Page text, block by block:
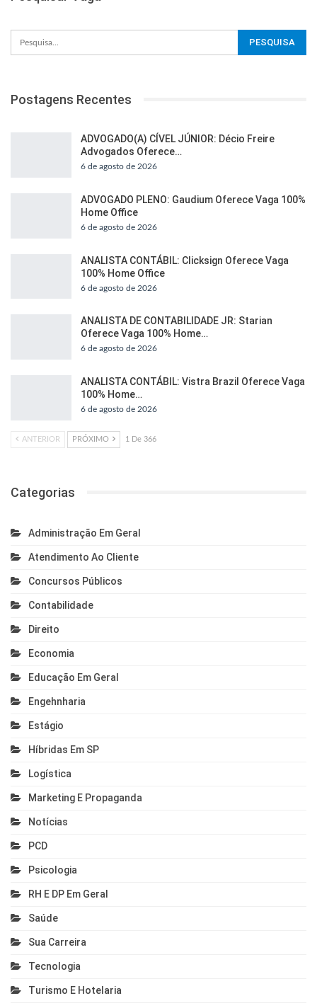
Postagens Recentes
ADVOGADO(A) CÍVEL JÚNIOR: Décio Freire
Advogados Oferece…
6 de agosto de 2026
ADVOGADO PLENO: Gaudium Oferece Vaga 100%
Home Office
6 de agosto de 2026
ANALISTA CONTÁBIL: Clicksign Oferece Vaga
100% Home Office
6 de agosto de 2026
ANALISTA DE CONTABILIDADE JR: Starian
Oferece Vaga 100% Home…
6 de agosto de 2026
ANALISTA CONTÁBIL: Vistra Brazil Oferece Vaga
100% Home…
6 de agosto de 2026
ANTERIOR PRÓXIMO 1 De 366
Categorias
Administração Em Geral
Atendimento Ao Cliente
Concursos Públicos
Contabilidade
Direito
Economia
Educação Em Geral
Engehnharia
Estágio
Híbridas Em SP
Logística
Marketing E Propaganda
Notícias
PCD
Psicologia
RH E DP Em Geral
Saúde
Sua Carreira
Tecnologia
Turismo E Hotelaria